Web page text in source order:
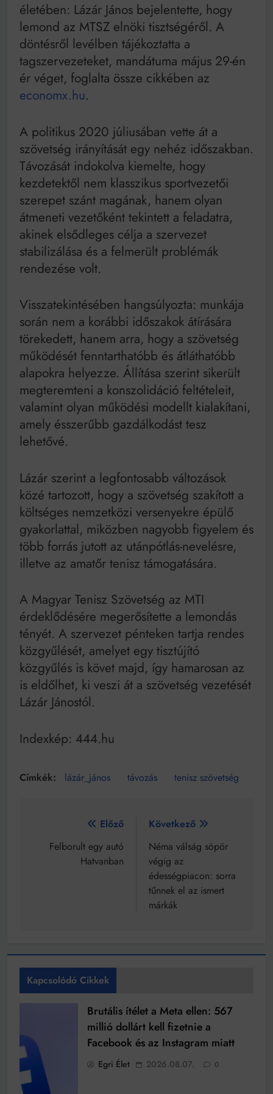
Mindenki a világot akarja uralni – de nem csak a 80-
as években
Bitumenes lapostetők: a bevált technológia akkor
működik, ha jól van felújítva
életében: Lázár János bejelentette, hogy
lemond az MTSZ elnöki tisztségéről. A
döntésről levélben tájékoztatta a
tagszervezeteket, mandátuma május 29-én
ér véget, foglalta össze cikkében az
economx.hu.
A politikus 2020 júliusában vette át a
szövetség irányítását egy nehéz időszakban.
Távozását indokolva kiemelte, hogy
kezdetektől nem klasszikus sportvezetői
szerepet szánt magának, hanem olyan
átmeneti vezetőként tekintett a feladatra,
akinek elsődleges célja a szervezet
stabilizálása és a felmerült problémák
rendezése volt.
Visszatekintésében hangsúlyozta: munkája
során nem a korábbi időszakok átírására
törekedett, hanem arra, hogy a szövetség
működését fenntarthatóbb és átláthatóbb
alapokra helyezze. Állítása szerint sikerült
megteremteni a konszolidáció feltételeit,
valamint olyan működési modellt kialakítani,
amely ésszerűbb gazdálkodást tesz
lehetővé.
Lázár szerint a legfontosabb változások
közé tartozott, hogy a szövetség szakított a
költséges nemzetközi versenyekre épülő
gyakorlattal, miközben nagyobb figyelem és
több forrás jutott az utánpótlás-nevelésre,
illetve az amatőr tenisz támogatására.
A Magyar Tenisz Szövetség az MTI
érdeklődésére megerősítette a lemondás
tényét. A szervezet pénteken tartja rendes
közgyűlését, amelyet egy tisztújító
közgyűlés is követ majd, így hamarosan az
is eldőlhet, ki veszi át a szövetség vezetését
Lázár Jánostól.
Indexkép: 444.hu
lázár_jános távozás tenisz szövetség
Bejegyzés
navigáció
Előző
Felborult egy autó
Hatvanban
Következő
Néma válság söpör
végig az
édességpiacon: sorra
tűnnek el az ismert
márkák
Kapcsolódó Cikkek
Brutális ítélet a Meta ellen: 567
millió dollárt kell fizetnie a
Facebook és az Instagram miatt
Egri Élet 2026.08.07. 0